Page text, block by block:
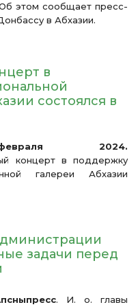
этом сообщает пресс-
в Абхазии.
в
состоялся в
2024.
концерт в поддержку
галереи Абхазии
задачи перед
. И. о. главы